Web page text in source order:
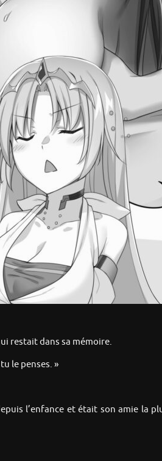
restait dans sa mémoire.
le penses. »
l’enfance et était son amie la